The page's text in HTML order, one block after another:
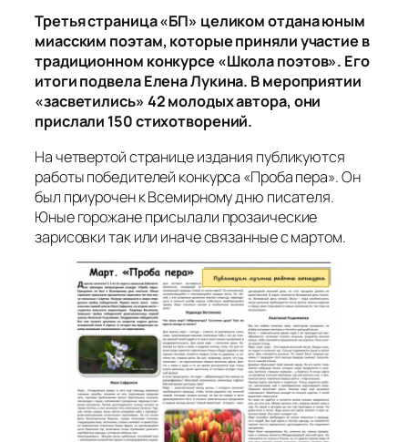
Третья страница «БП» целиком отдана юным
миасским поэтам, которые приняли участие в
традиционном конкурсе «Школа поэтов». Его
итоги подвела Елена Лукина. В мероприятии
«засветились» 42 молодых автора, они
прислали 150 стихотворений.
На четвертой странице издания публикуются
работы победителей конкурса «Проба пера». Он
был приурочен к Всемирному дню писателя.
Юные горожане присылали прозаические
зарисовки так или иначе связанные с мартом.